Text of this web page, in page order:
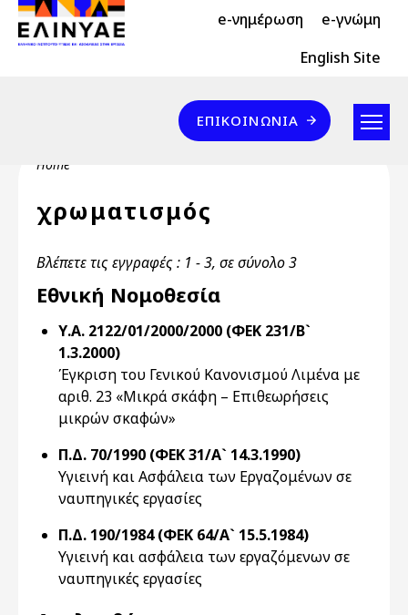
Skip to main content
Header Top 2 e-νημέρωση e-γνώμη
Header Top English Site
Επικοινωνία
ΕΠΙΚΟΙΝΩΝΊΑ
Breadcrumb
Home
χρωματισμός
Βλέπετε τις εγγραφές : 1 - 3, σε σύνολο 3
Εθνική Νομοθεσία
Υ.Α. 2122/01/2000/2000 (ΦΕΚ 231/Β`
1.3.2000)
Έγκριση του Γενικού Κανονισμού Λιμένα με
αριθ. 23 «Μικρά σκάφη – Επιθεωρήσεις
μικρών σκαφών»
Π.Δ. 70/1990 (ΦΕΚ 31/Α` 14.3.1990)
Υγιεινή και Ασφάλεια των Εργαζομένων σε
ναυπηγικές εργασίες
Π.Δ. 190/1984 (ΦΕΚ 64/Α` 15.5.1984)
Υγιεινή και ασφάλεια των εργαζόμενων σε
ναυπηγικές εργασίες